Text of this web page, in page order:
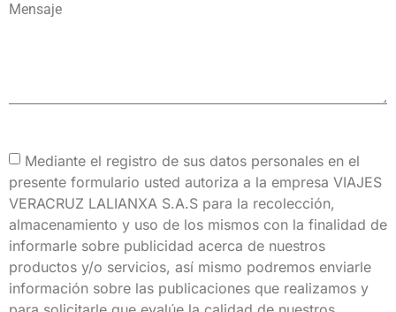
Mensaje
Mediante el registro de sus datos personales en el
presente formulario usted autoriza a la empresa VIAJES
VERACRUZ LALIANXA S.A.S para la recolección,
almacenamiento y uso de los mismos con la finalidad de
informarle sobre publicidad acerca de nuestros
productos y/o servicios, así mismo podremos enviarle
información sobre las publicaciones que realizamos y